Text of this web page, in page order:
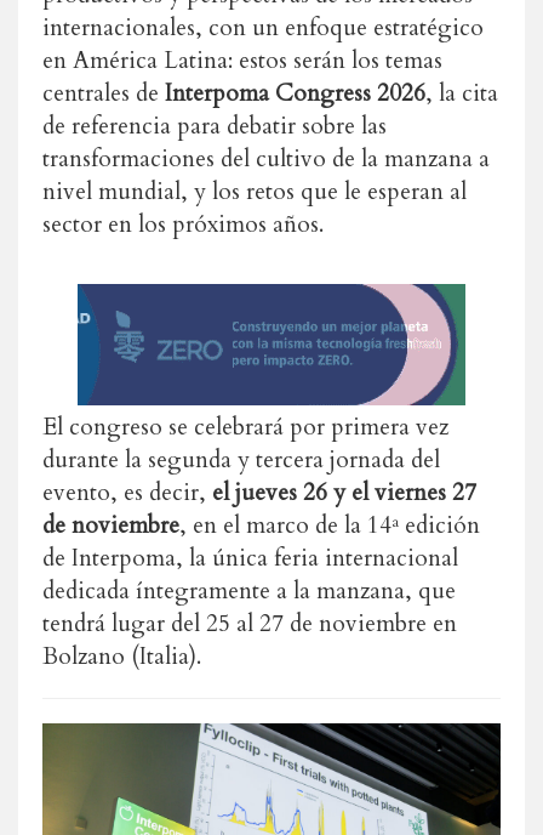
internacionales, con un enfoque estratégico
en América Latina: estos serán los temas
centrales de InterpomaCongress 2026, la cita
de referencia para debatir sobre las
transformaciones del cultivo de la manzana a
nivel mundial, y los retos que le esperan al
sector en los próximos años.
El congreso se celebrará por primera vez
durante la segunda y tercera jornada del
evento, es decir, el jueves 26 y el viernes 27
de noviembre, en el marco de la 14ª edición
de Interpoma, la única feria internacional
dedicada íntegramente a la manzana, que
tendrá lugar del 25 al 27 de noviembre en
Bolzano (Italia).